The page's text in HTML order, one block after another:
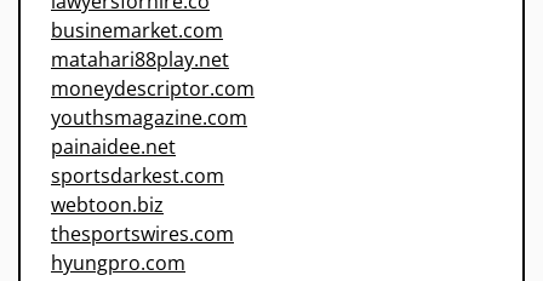
businemarket.com
matahari88play.net
moneydescriptor.com
youthsmagazine.com
painaidee.net
sportsdarkest.com
webtoon.biz
thesportswires.com
hyungpro.com